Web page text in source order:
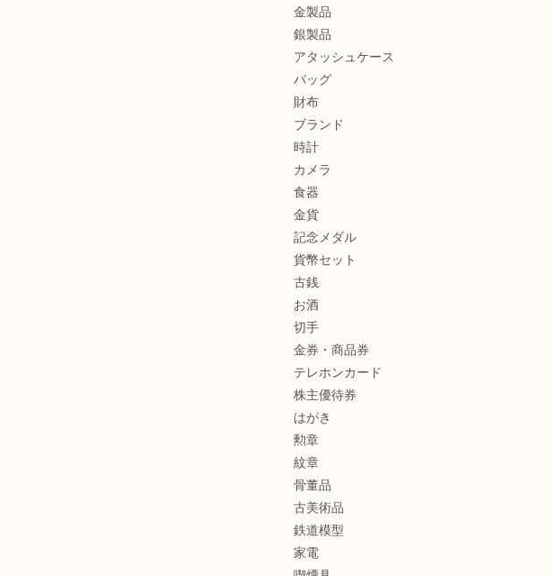
金製品
銀製品
アタッシュケース
バッグ
財布
ブランド
時計
カメラ
食器
金貨
記念メダル
貨幣セット
古銭
お酒
切手
金券・商品券
テレホンカード
株主優待券
はがき
勲章
紋章
骨董品
古美術品
鉄道模型
家電